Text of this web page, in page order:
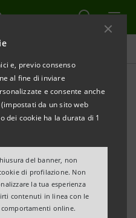
e, previo consenso
al fine di inviare
e consente anche
da un sito web
dei cookie ha la durata di 1
del banner, non
di profilazione. Non
la tua esperienza
contenuti in linea con le
online.
sfide
di tenuta